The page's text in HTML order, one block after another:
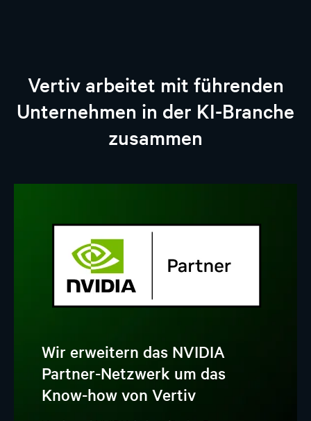
Vertiv arbeitet mit führenden
Unternehmen in der KI-Branche
zusammen
Wir erweitern das NVIDIA
Partner-Netzwerk um das
Know-how von Vertiv